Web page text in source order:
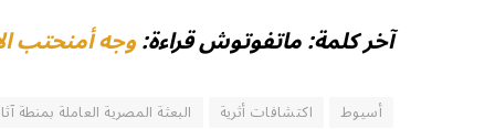
آخر كلمة: ماتفوتوش قراءة:وجه أمنحتب الأول: من
أسيوط اكتشافات أثرية البعثة المصرية العاملة بمنطة